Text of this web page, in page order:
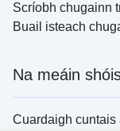
Scríobh chugainn
Buail isteach
Na meáin
Cuardaigh cuntais